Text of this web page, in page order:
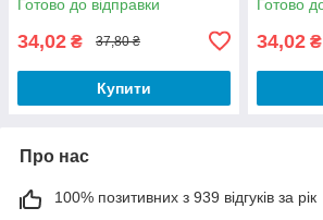
Готово до відправки
34,02 ₴ 37,80 ₴
Купити
Готово
34,02 ₴
Про нас
100% позитивних з 939 відгуків за рік